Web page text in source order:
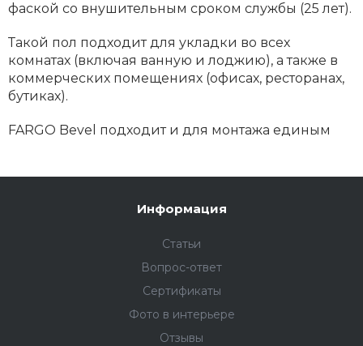
фаской со внушительным сроком службы (25 лет).
Такой пол подходит для укладки во всех
комнатах (включая ванную и лоджию), а также в
коммерческих помещениях (офисах, ресторанах,
бутиках).
FARGO Bevel подходит и для монтажа единым
Повышенная прочность и сила
Кварц-виниловое покрытие FARGO Bevel — тот
вперёд. Кварцевый ламинат высокой прочности
не требует особенного ухода: все загрязнения
легко убираются с поверхности мокрой
Используйте Fargo Bevel с фаской для создания
Информация
Статьи
Вопрос-ответ
Сертификаты
Фото в интерьере
Отзывы